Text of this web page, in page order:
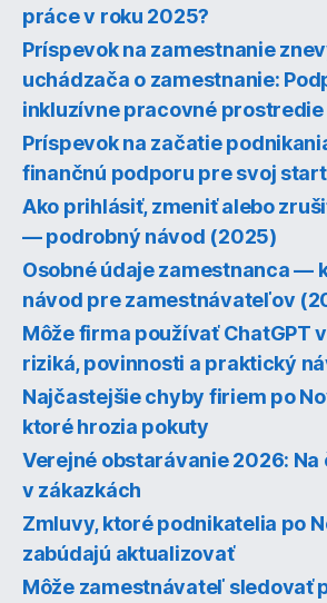
práce v roku 2025?
Príspevok na zamestnanie
uchádzača o zamestnanie:
inkluzívne pracovné prostredie
Príspevok na začatie
finančnú podporu pre svoj
Ako prihlásiť, zmeniť alebo
— podrobný návod (2025)
Osobné údaje zamestnanca —
návod pre zamestnávateľov
Môže firma používať ChatGPT
riziká, povinnosti a praktický
Najčastejšie chyby firiem po
ktoré hrozia pokuty
Verejné obstarávanie 2026: Na
v zákazkách
Zmluvy, ktoré podnikatelia po
zabúdajú aktualizovať
Môže zamestnávateľ sledovať